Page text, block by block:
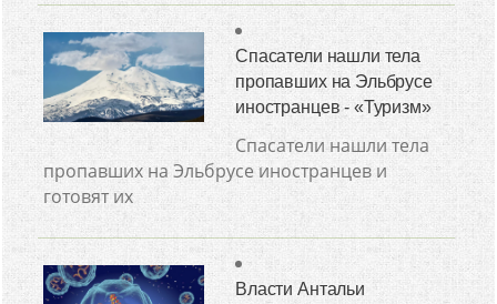
Спасатели нашли тела
пропавших на Эльбрусе
иностранцев - «Туризм»
Спасатели нашли тела
пропавших на Эльбрусе иностранцев и
готовят их
Власти Антальи